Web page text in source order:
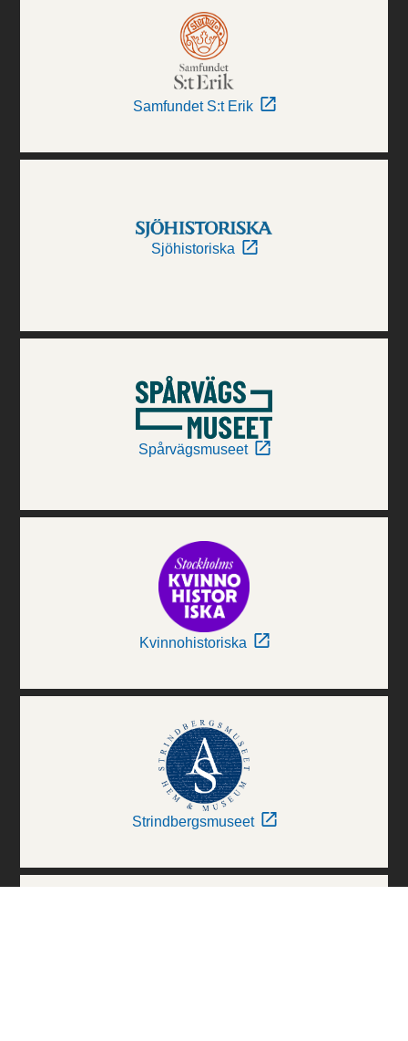
Samfundet S:t Erik
Sjöhistoriska
Spårvägsmuseet
Kvinnohistoriska
Strindbergsmuseet